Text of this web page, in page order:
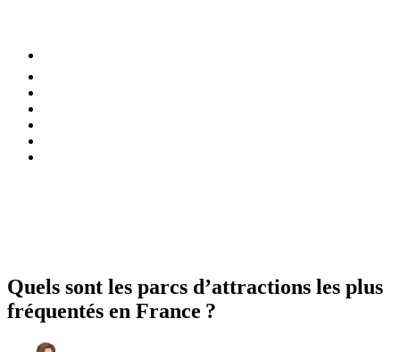
Quels sont les parcs d’attractions les plus
fréquentés en France ?